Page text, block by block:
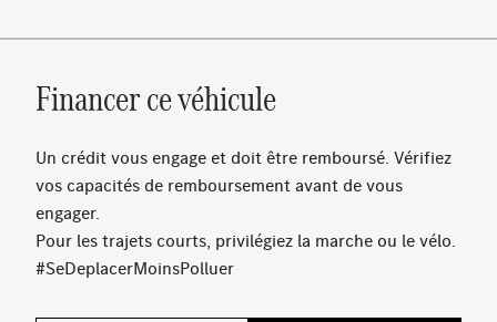
Navigation MBUX Premium
Pack Advanced
Pneus été
Affichage de l’état des ceintures arrière sur le
combiné d’instruments
Désactivation automatique de l'airbag passager
Tapis de sol en velours
Financer ce véhicule
Un crédit vous engage et doit être remboursé. Vérifiez
vos capacités de remboursement avant de vous
engager.
Pour les trajets courts, privilégiez la marche ou le vélo.
#SeDeplacerMoinsPolluer